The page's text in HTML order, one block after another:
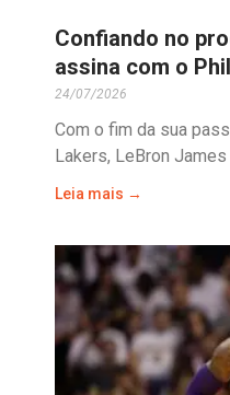
Confiando no
assina com o
24/07/2026
Com o fim da sua
Lakers, LeBron
Leia mais →